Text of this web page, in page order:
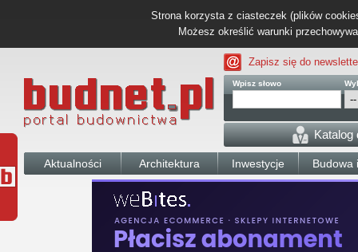
Strona korzysta z ciasteczek (plików
Możesz określić warunki
Zapisz się do
Wpisz słowo
Katalog
Aktualności Architektura Inwestycje Budowa